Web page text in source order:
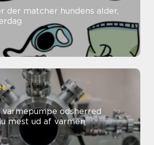
der matcher hundens alder,
odsherred
mest ud af varmen